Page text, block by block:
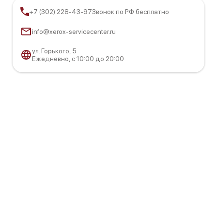
+7 (302) 228-43-97Звонок по РФ бесплатно
info@xerox-servicecenter.ru
ул. ​Горького, 5
Ежедневно, с 10:00 до 20:00